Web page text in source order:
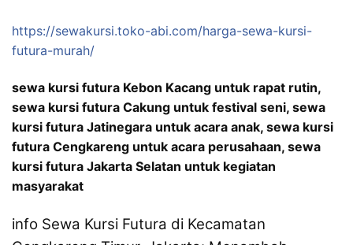
https://sewakursi.toko-abi.com/harga-sewa-kursi-
futura-murah/
sewa kursi futura Kebon Kacang untuk rapat rutin,
sewa kursi futura Cakung untuk festival seni, sewa
kursi futura Jatinegara untuk acara anak, sewa kursi
futura Cengkareng untuk acara perusahaan, sewa
kursi futura Jakarta Selatan untuk kegiatan
masyarakat
info Sewa Kursi Futura di Kecamatan